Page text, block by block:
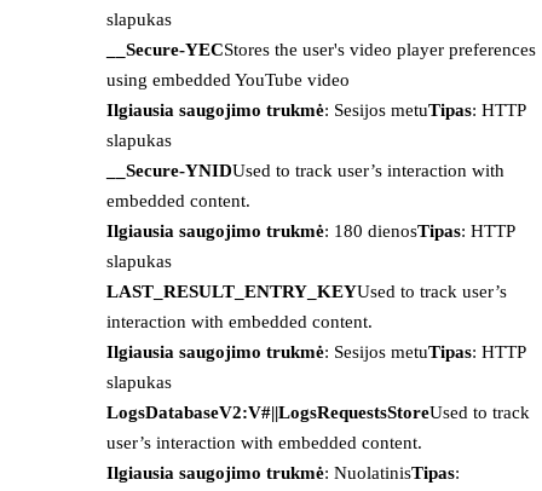
slapukas
__Secure-YECStores the user's video player preferences
using embedded YouTube video
Ilgiausia saugojimo trukmė: Sesijos metuTipas: HTTP
slapukas
__Secure-YNIDUsed to track user’s interaction with
embedded content.
Ilgiausia saugojimo trukmė: 180 dienosTipas: HTTP
slapukas
LAST_RESULT_ENTRY_KEYUsed to track user’s
interaction with embedded content.
Ilgiausia saugojimo trukmė: Sesijos metuTipas: HTTP
slapukas
LogsDatabaseV2:V#||LogsRequestsStoreUsed to track
user’s interaction with embedded content.
Ilgiausia saugojimo trukmė: NuolatinisTipas: